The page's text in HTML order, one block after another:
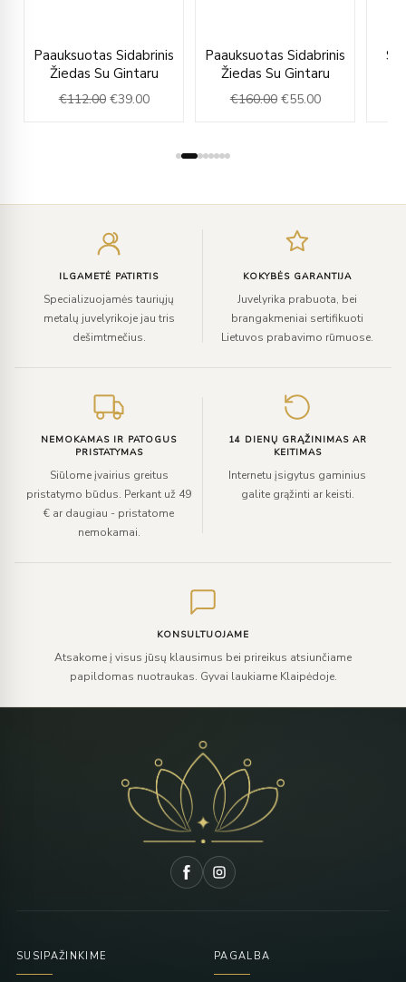
Paauksuotas Sidabrinis
Žiedas Su Gintaru
€112.00
price
was:
€112.00.
€39.00
price
is:
€39.00.
Paauksuotas Sidabrinis
Žiedas Su Gintaru
€160.00
price
was:
€160.00.
€55.00
price
is:
€55.00.
ILGAMETĖ PATIRTIS
Specializuojamės tauriųjų
metalų juvelyrikoje jau tris
dešimtmečius.
KOKYBĖS GARANTIJA
Juvelyrika prabuota, bei
brangakmeniai sertifikuoti
Lietuvos prabavimo rūmuose.
NEMOKAMAS IR PATOGUS
PRISTATYMAS
Siūlome įvairius greitus
pristatymo būdus. Perkant už 49
€ ar daugiau - pristatome
nemokamai.
14 DIENŲ GRĄŽINIMAS AR
KEITIMAS
Internetu įsigytus gaminius
galite grąžinti ar keisti.
KONSULTUOJAME
Atsakome į visus jūsų klausimus bei prireikus atsiunčiame
papildomas nuotraukas. Gyvai laukiame Klaipėdoje.
SUSIPAŽINKIME PAGALBA